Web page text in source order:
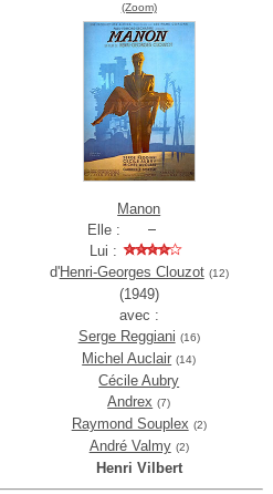
(Zoom)
Manon
Elle :
Lui :
d'Henri-Georges Clouzot (12)
(1949)
avec :
Serge Reggiani (16)
Michel Auclair (14)
Cécile Aubry
Andrex (7)
Raymond Souplex (2)
André Valmy (2)
Henri Vilbert